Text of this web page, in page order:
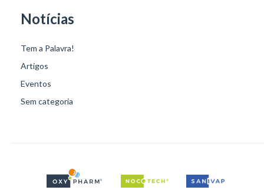
Notícias
Tem a Palavra!
Artigos
Eventos
Sem categoria